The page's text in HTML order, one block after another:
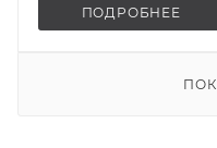
ПОДРОБНЕЕ